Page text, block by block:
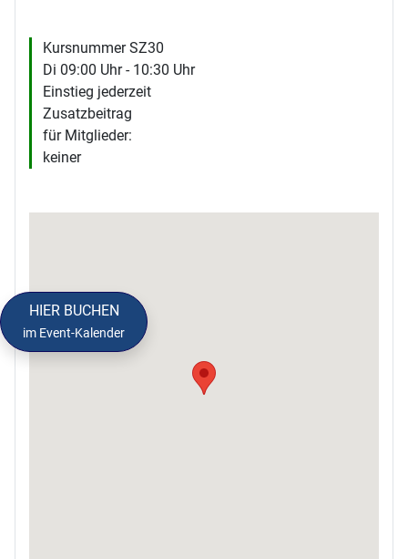
Kursnummer SZ30
Di 09:00 Uhr - 10:30 Uhr
Einstieg jederzeit
Zusatzbeitrag
für Mitglieder:
keiner
HIER BUCHEN
im Event-Kalender